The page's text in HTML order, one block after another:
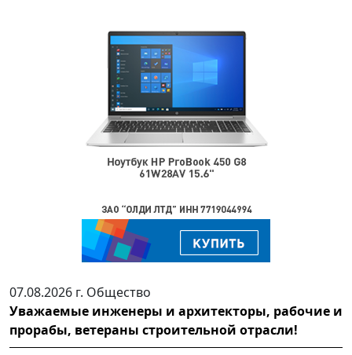
07.08.2026 г. Общество
Уважаемые инженеры и архитекторы, рабочие и
прорабы, ветераны строительной отрасли!